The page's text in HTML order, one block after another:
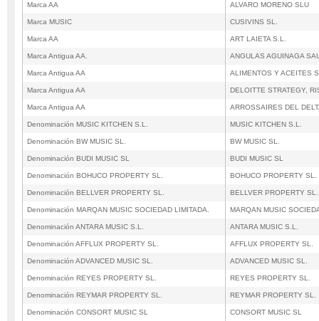
Marca AA ALVARO MORENO SLU
Marca MUSIC CUSIVINS SL.
Marca AA ART LAIETA S.L.
Marca Antigua AA. ANGULAS AGUINAGA
Marca Antigua AA ALIMENTOS Y ACEITES
Marca Antigua AA DELOITTE STRATEGY,
Marca Antigua AA ARROSSAIRES DEL
Denominación MUSIC KITCHEN S.L. MUSIC KITCHEN S.L.
Denominación BW MUSIC SL. BW MUSIC SL.
Denominación BUDI MUSIC SL BUDI MUSIC SL
Denominación BOHUCO PROPERTY SL. BOHUCO PROPERTY SL.
Denominación BELLVER PROPERTY SL. BELLVER PROPERTY SL.
Denominación MARQAN MUSIC SOCIEDAD LIMITADA. MARQAN MUSIC
Denominación ANTARA MUSIC S.L. ANTARA MUSIC S.L.
Denominación AFFLUX PROPERTY SL. AFFLUX PROPERTY SL.
Denominación ADVANCED MUSIC SL. ADVANCED MUSIC SL.
Denominación REYES PROPERTY SL. REYES PROPERTY SL.
Denominación REYMAR PROPERTY SL. REYMAR PROPERTY SL.
Denominación CONSORT MUSIC SL CONSORT MUSIC SL